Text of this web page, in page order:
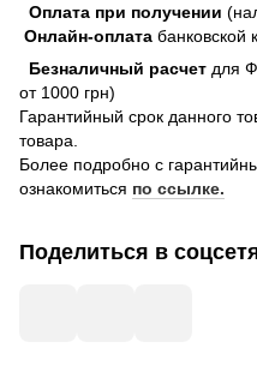
Оплата при получении
Онлайн-оплата банковской
Безналичный расчет для
от 1000 грн)
Гарантийный срок данного
товара.
Более подробно с
ознакомиться по ссылке.
Поделиться в